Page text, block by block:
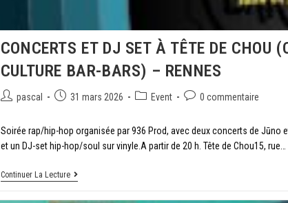
CONCERTS ET DJ SET À TÊTE DE CHOU
CULTURE BAR-BARS) – RENNES
pascal 31 mars 2026 Event 0 commentaire
Soirée rap/hip-hop organisée par 936 Prod, avec deux concerts de Jūno
et un DJ-set hip-hop/soul sur vinyle.A partir de 20 h. Tête de Chou15, rue…
Continuer La Lecture